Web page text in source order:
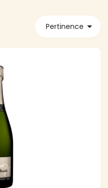
Pertinence 